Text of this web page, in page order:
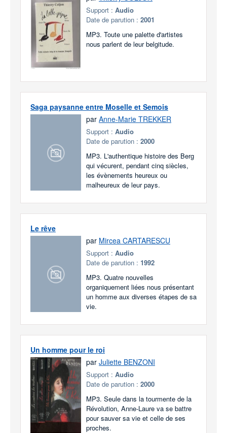
Support : Audio
Date de parution : 2001
MP3. Toute une palette d'artistes
nous parlent de leur belgitude.
Saga paysanne entre Moselle et Semois
par Anne-Marie TREKKER
Support : Audio
Date de parution : 2000
MP3. L'authentique histoire des Berg
qui vécurent, pendant cinq siècles,
les évènements heureux ou
malheureux de leur pays.
Le rêve
par Mircea CARTARESCU
Support : Audio
Date de parution : 1992
MP3. Quatre nouvelles
organiquement liées nous présentant
un homme aux diverses étapes de sa
vie.
Un homme pour le roi
par Juliette BENZONI
Support : Audio
Date de parution : 2000
MP3. Seule dans la tourmente de la
Révolution, Anne-Laure va se battre
pour sauver sa vie et celle de ses
proches.